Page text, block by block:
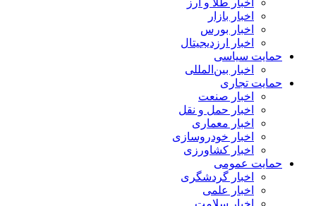
اخبار بازار
اخبار بورس
اخبار ارزدیجیتال
حمایت سیاسی
اخبار بین‌المللی
حمایت تجاری
اخبار صنعت
اخبار حمل و نقل
اخبار معماری
اخبار خودروسازی
اخبار کشاورزی
حمایت عمومی
اخبار گردشگری
اخبار علمی
اخبار سلامت